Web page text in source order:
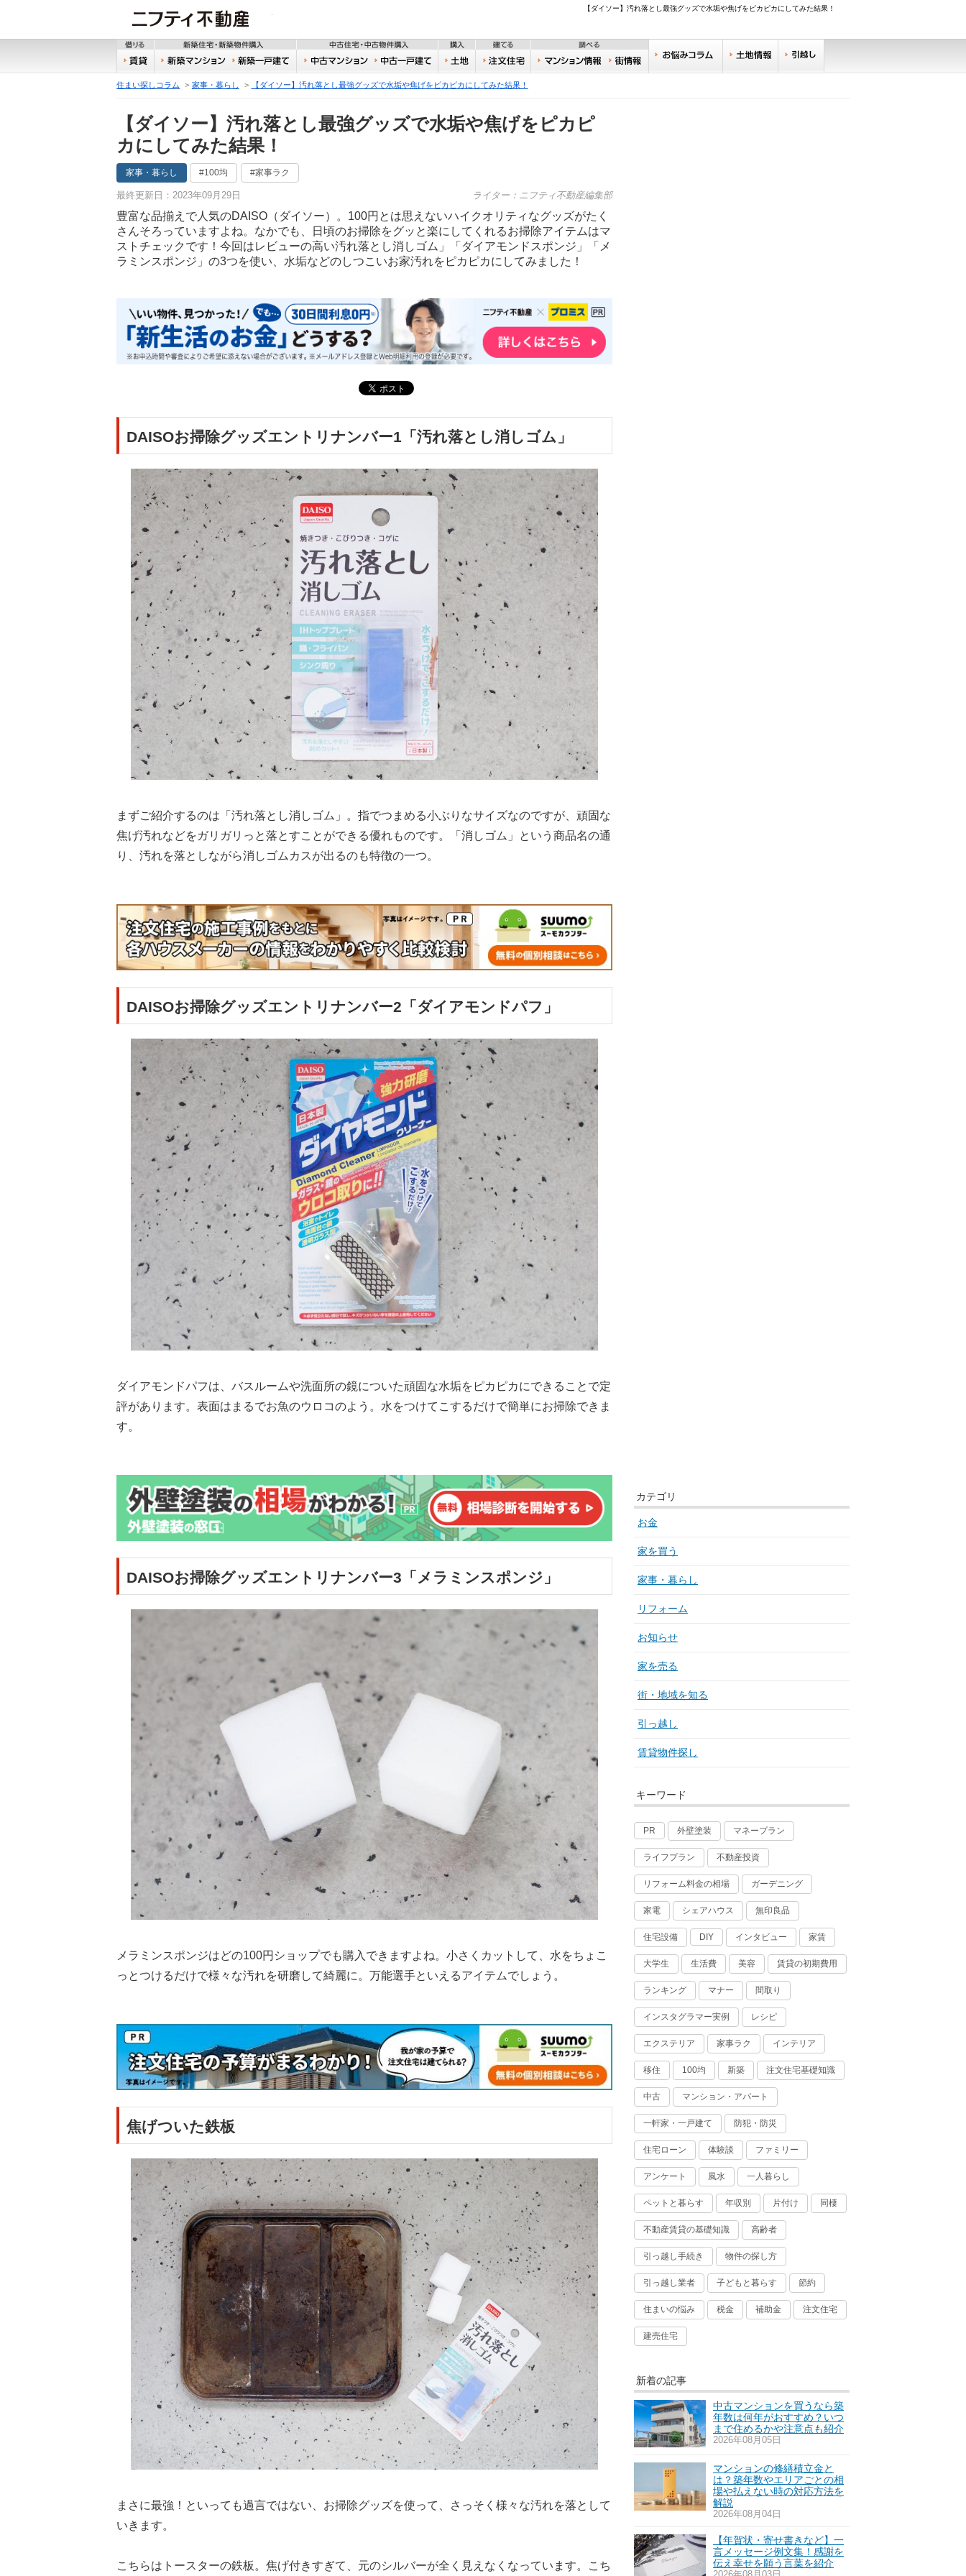
【ダイソー】汚れ落とし最強グッズで水垢や焦げをピカピカにしてみた結果！
借りる 新築住宅・新築物件購入 中古住宅・中古物件購入
購入
賃貸
新築マンション 新築一戸建て 中古マンション 中古一戸建て
土地 注文住宅 おうちリサーチ住みやすい街サーチ
住まい探しコラム 家事・暮らし 【ダイソー】汚れ落とし最強グッズで水垢や焦げをピカピカにしてみた結果！
【ダイソー】汚れ落とし最強グッズで水垢や焦げをピカピ
カにしてみた結果！
家事・暮らし #100均 #家事ラク
最終更新日：2023年09月29日 ライター：ニフティ不動産編集部
豊富な品揃えで人気のDAISO（ダイソー）。100円とは思えないハイクオリティなグッズがたく
さんそろっていますよね。なかでも、日頃のお掃除をグッと楽にしてくれるお掃除アイテムはマ
ストチェックです！今回はレビューの高い汚れ落とし消しゴム」「ダイアモンドスポンジ」「メ
ラミンスポンジ」の3つを使い、水垢などのしつこいお家汚れをピカピカにしてみました！
DAISOお掃除グッズエントリナンバー1「汚れ落とし消しゴム」
まずご紹介するのは「汚れ落とし消しゴム」。指でつまめる小ぶりなサイズなのですが、頑固な
焦げ汚れなどをガリガリっと落とすことができる優れものです。「消しゴム」という商品名の通
り、汚れを落としながら消しゴムカスが出るのも特徴の一つ。
DAISOお掃除グッズエントリナンバー2「ダイアモンドパフ」
ダイアモンドパフは、バスルームや洗面所の鏡についた頑固な水垢をピカピカにできることで定
評があります。表面はまるでお魚のウロコのよう。水をつけてこするだけで簡単にお掃除できま
す。
DAISOお掃除グッズエントリナンバー3「メラミンスポンジ」
メラミンスポンジはどの100円ショップでも購入できますよね。小さくカットして、水をちょこ
っとつけるだけで様々な汚れを研磨して綺麗に。万能選手といえるアイテムでしょう。
焦げついた鉄板
まさに最強！といっても過言ではない、お掃除グッズを使って、さっそく様々な汚れを落として
いきます。
こちらはトースターの鉄板。焦げ付きすぎて、元のシルバーが全く見えなくなっています。こち
カテゴリ
お金
家を買う
家事・暮らし
リフォーム
お知らせ
家を売る
街・地域を知る
引っ越し
賃貸物件探し
キーワード
PR 外壁塗装 マネープラン
ライフプラン 不動産投資
リフォーム料金の相場 ガーデニング
家電 シェアハウス 無印良品
住宅設備 DIY インタビュー 家賃
大学生 生活費 美容 賃貸の初期費用
ランキング マナー 間取り
インスタグラマー実例 レシピ
エクステリア 家事ラク インテリア
移住 100均 新築 注文住宅基礎知識
中古 マンション・アパート
一軒家・一戸建て 防犯・防災
住宅ローン 体験談 ファミリー
アンケート 風水 一人暮らし
ペットと暮らす 年収別 片付け 同棲
不動産賃貸の基礎知識 高齢者
引っ越し手続き 物件の探し方
引っ越し業者 子どもと暮らす 節約
住まいの悩み 税金 補助金 注文住宅
建売住宅
新着の記事
中古マンションを買うなら築
年数は何年がおすすめ？いつ
まで住めるかや注意点も紹介
2026年08月05日
マンションの修繕積立金と
は？築年数やエリアごとの相
場や払えない時の対応方法を
解説
2026年08月04日
【年賀状・寄せ書きなど】一
言メッセージ例文集！感謝を
伝え幸せを願う言葉を紹介